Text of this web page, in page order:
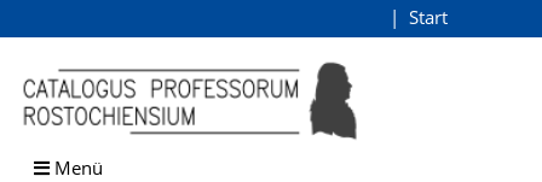
Browsen
direkt zum Inhalt
Start
Menü